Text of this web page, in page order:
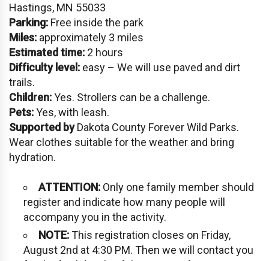
Hastings, MN 55033
Parking: Free inside the park
Miles: approximately 3 miles
Estimated time: 2 hours
Difficulty level: easy – We will use paved and dirt
trails.
Children:Yes. Strollers can be a challenge.
Pets:Yes, with leash.
Supported byDakota County Forever Wild Parks.
Wear clothes suitable for the weather and bring
hydration.
ATTENTION: Only one family member should
register and indicate how many people will
accompany you in the activity.
NOTE:This registration closes on Friday,
August 2nd at 4:30 PM. Then we will contact you